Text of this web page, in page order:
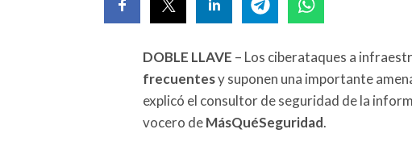
DOBLE LLAVE – Los ciberataques a
frecuentesy suponen una importante
explicó el consultor de seguridad de la
vocero deMásQuéSeguridad.